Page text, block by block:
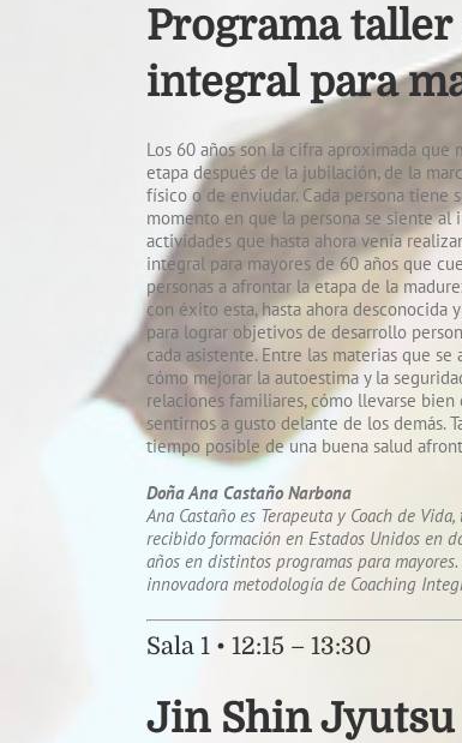
Programa
integral para
Los 60 años son la cifra aproximada
etapa después de la jubilación, de la
físico o de enviudar. Cada persona tiene
momento en que la persona se siente
actividades que hasta ahora venía
integral para mayores de 60 años que
personas a afrontar la etapa de la
con éxito esta, hasta ahora desconocida
para lograr objetivos de desarrollo
cada asistente. Entre las materias que
cómo mejorar la autoestima y la
relaciones familiares, cómo llevarse
sentirnos a gusto delante de los demás.
tiempo posible de una buena salud
Doña Ana Castaño Narbona
Ana Castaño es Terapeuta y Coach de
recibido formación en Estados Unidos en
años en distintos programas para
innovadora metodología de Coaching
Sala 1 • 12:15 – 13:30
Jin Shin Jyutsu